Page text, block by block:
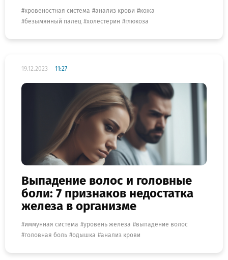
кровеностная система анализ крови
кожа
безымянный палец
холестерин глюкоза
19.12.2023 11:27
Выпадение волос и головные
боли: 7 признаков недостатка
железа в организме
иммунная система уровень железа
выпадение волос
головная боль
одышка анализ крови